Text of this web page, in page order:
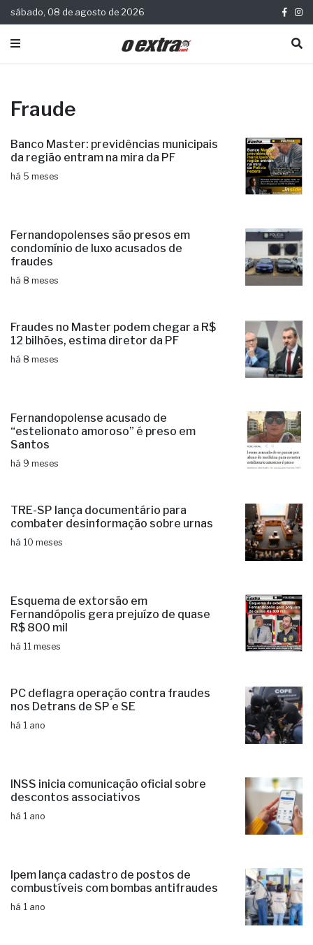
sábado, 08 de agosto de 2026
Fraude
Banco Master: previdências municipais
da região entram na mira da PF
há 5 meses
Fernandopolenses são presos em
condomínio de luxo acusados de
fraudes
há 8 meses
Fraudes no Master podem chegar a R$
12 bilhões, estima diretor da PF
há 8 meses
Fernandopolense acusado de
“estelionato amoroso” é preso em
Santos
há 9 meses
TRE-SP lança documentário para
combater desinformação sobre urnas
há 10 meses
Esquema de extorsão em
Fernandópolis gera prejuízo de quase
R$ 800 mil
há 11 meses
PC deflagra operação contra fraudes
nos Detrans de SP e SE
há 1 ano
INSS inicia comunicação oficial sobre
descontos associativos
há 1 ano
Ipem lança cadastro de postos de
combustíveis com bombas antifraudes
há 1 ano